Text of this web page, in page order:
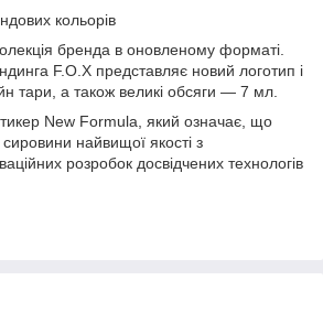
кольорів
бренда в оновленому форматі.
F.O.X представляє новий логотип і
тари, а також великі обсяги — 7 мл.
New Formula, який означає, що
сировини найвищої якості з
розробок досвідчених технологів